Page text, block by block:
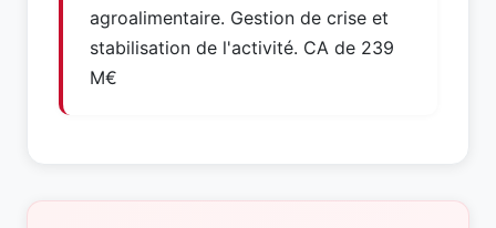
agroalimentaire. Gestion de crise et
stabilisation de l'activité. CA de 239
M€